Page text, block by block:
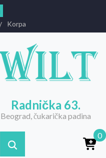
Korpa
Radnička 63.
Beograd, čukarička padina
0